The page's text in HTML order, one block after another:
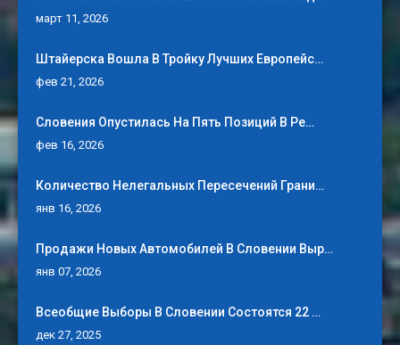
март 11, 2026
Штайерска Вошла В Тройку Лучших Европейс…
фев 21, 2026
Словения Опустилась На Пять Позиций В Ре…
фев 16, 2026
Количество Нелегальных Пересечений Грани…
янв 16, 2026
Продажи Новых Автомобилей В Словении Выр…
янв 07, 2026
Всеобщие Выборы В Словении Состоятся 22 …
дек 27, 2025